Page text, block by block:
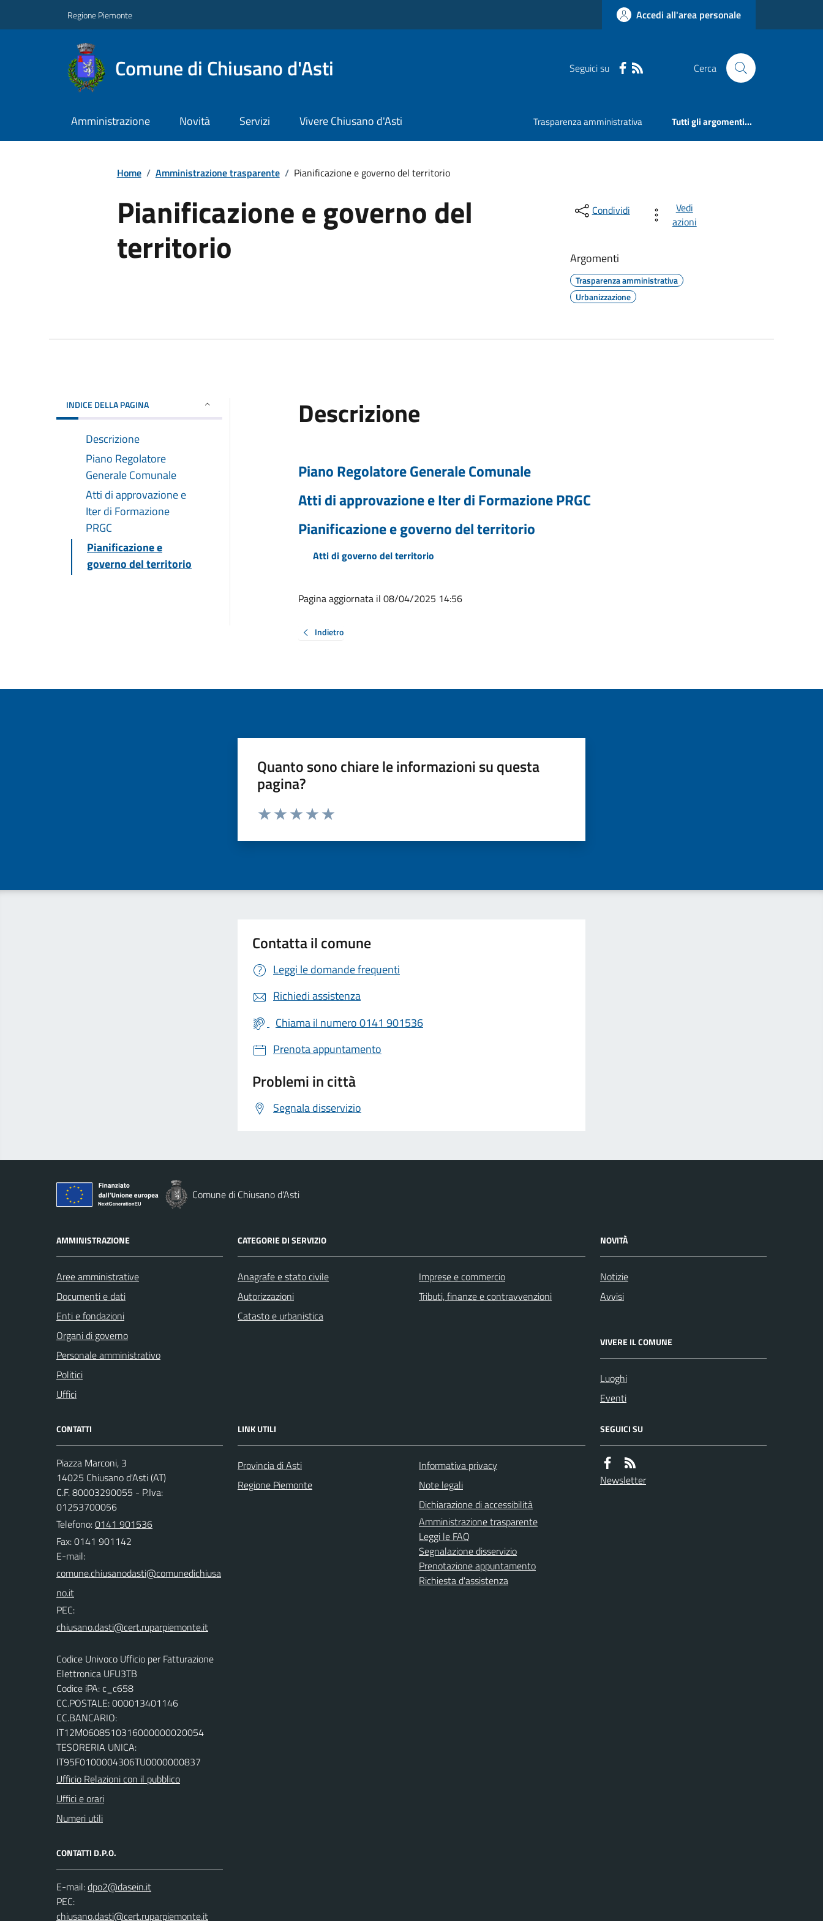
Regione Piemonte Accedi all'area personale
Comune di Chiusano d'Asti Seguici su Cerca
Amministrazione Novità Servizi Vivere Chiusano d'Asti Trasparenza amministrativa Tutti gli argomenti...
Home / Amministrazione trasparente / Pianificazione e governo del territorio
Pianificazione e governo del
territorio
Condividi
Vedi
azioni
Argomenti
Trasparenza amministrativa
Urbanizzazione
INDICE DELLA PAGINA
Descrizione
Piano Regolatore
Generale Comunale
Atti di approvazione e
Iter di Formazione
PRGC
Pianificazione e
governo del territorio
Descrizione
Piano Regolatore Generale Comunale
Atti di approvazione e Iter di Formazione PRGC
Pianificazione e governo del territorio
Atti di governo del territorio
Pagina aggiornata il 08/04/2025 14:56
Indietro
Quanto sono chiare le informazioni su questa
pagina?
Valuta da 1 a 5 stelle la pagina
Contatta il comune
Leggi le domande frequenti
Richiedi assistenza
Chiama il numero 0141 901536
Prenota appuntamento
Problemi in città
Segnala disservizio
Comune di Chiusano d'Asti
AMMINISTRAZIONE
Aree amministrative
Documenti e dati
Enti e fondazioni
Organi di governo
Personale amministrativo
Politici
Uffici
CATEGORIE DI SERVIZIO
Anagrafe e stato civile
Autorizzazioni
Catasto e urbanistica
Imprese e commercio
Tributi, finanze e contravvenzioni
NOVITÀ
Notizie
Avvisi
VIVERE IL COMUNE
Luoghi
Eventi
CONTATTI
Piazza Marconi, 3
14025 Chiusano d'Asti (AT)
C.F. 80003290055 - P.Iva:
01253700056
Telefono:0141 901536
Fax: 0141 901142
E-mail:
PEC:
Codice Univoco Ufficio per Fatturazione
Elettronica UFU3TB
Codice iPA: c_c658
CC.POSTALE: 000013401146
CC.BANCARIO:
IT12M0608510316000000020054
TESORERIA UNICA:
IT95F0100004306TU0000000837
Ufficio Relazioni con il pubblico
Uffici e orari
Numeri utili
CONTATTI D.P.O.
E-mail:
PEC:
LINK UTILI
Provincia di Asti
Regione Piemonte
Informativa privacy
Note legali
Dichiarazione di accessibilità
Amministrazione trasparente
Leggi le FAQ
Segnalazione disservizio
Prenotazione appuntamento
Richiesta d'assistenza
SEGUICI SU
Newsletter